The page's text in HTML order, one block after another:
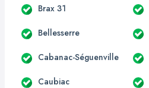
Brax 31
Bellesserre
Cabanac-Séguenville
Caubiac